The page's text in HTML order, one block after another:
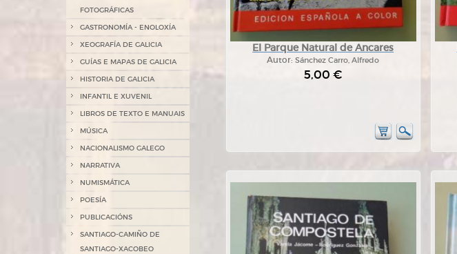
FOTOGRÁFICAS
GASTRONOMÍA - ENOLOXÍA
XEOGRAFÍA DE GALICIA
GUÍAS E MAPAS DE GALICIA
HISTORIA DE GALICIA
INFANTIL E XUVENIL
LIBROS DE TEXTO E MANUAIS
MÚSICA
NACIONALISMO GALEGO
NARRATIVA
NUMISMÁTICA
POESÍA
PUBLICACIÓNS
SANTIAGO-CAMIÑO DE
SANTIAGO-XACOBEO
El Parque Natural de Ancares
Autor:Sánchez Carro, Alfredo
5,00 €